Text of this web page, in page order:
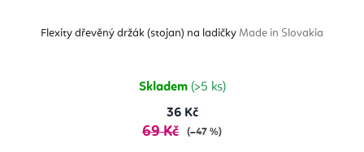
Flexity dřevěný držák (stojan) na ladičky Made in Slovakia
Skladem (>5 ks)
36 Kč
69 Kč (–47 %)